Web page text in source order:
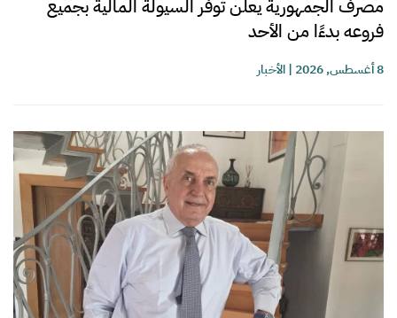
مصرف الجمهورية يعلن توفر السيولة المالية بجميع
فروعه بدءًا من الأحد
8 أغسطس, 2026 |الأخبار